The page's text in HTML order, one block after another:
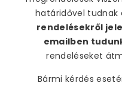
határidővel tudnak
rendelésekről
emailben
rendeléseket
Bármi kérdés